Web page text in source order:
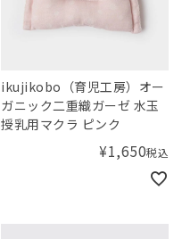
ikujikobo（育児工房）オー
ガニック二重織ガーゼ 水玉
授乳用マクラ ピンク
¥1,650税込